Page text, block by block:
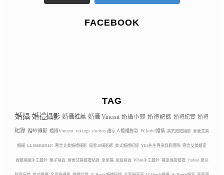
FACEBOOK
TAG
婚攝 婚禮攝影 婚攝推薦 婚攝 Vincent 婚攝小鄭 婚禮記錄 婚禮紀實 婚禮
紀錄 婚紗攝影 婚攝Vincent vikings studios 維京人婚禮錄影 W hotel婚攝 美式婚禮攝影 寒舍艾美
婚攝 LE MERIDIEN 寒舍艾美婚禮攝影 風雲20攝影師 美式婚禮紀錄 YES先生專業錄影團隊 寒舍艾美婚宴
西敏英國手工婚紗 親子寫真 寒舍艾美婚禮紀錄 全家福 家庭寫真 White手工婚紗 萬豪酒店婚禮 j’adore 夏朵